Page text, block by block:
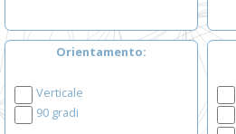
Orientamento
Verticale
90 gradi